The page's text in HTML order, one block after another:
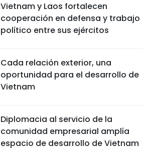
Vietnam y Laos fortalecen
cooperación en defensa y trabajo
político entre sus ejércitos
Cada relación exterior, una
oportunidad para el desarrollo de
Vietnam
Diplomacia al servicio de la
comunidad empresarial amplía
espacio de desarrollo de Vietnam